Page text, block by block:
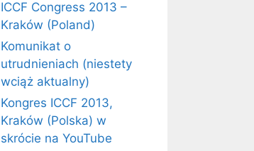
ICCF Congress 2013 –
Kraków (Poland)
Komunikat o
utrudnieniach (niestety
wciąż aktualny)
Kongres ICCF 2013,
Kraków (Polska) w
skrócie na YouTube